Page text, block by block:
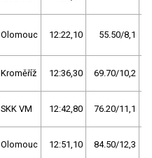
Olomouc 12:22,10 55.50/8,1
Kroměříž 12:36,30 69.70/10,2
SKK VM 12:42,80 76.20/11,1
Olomouc 12:51,10 84.50/12,3